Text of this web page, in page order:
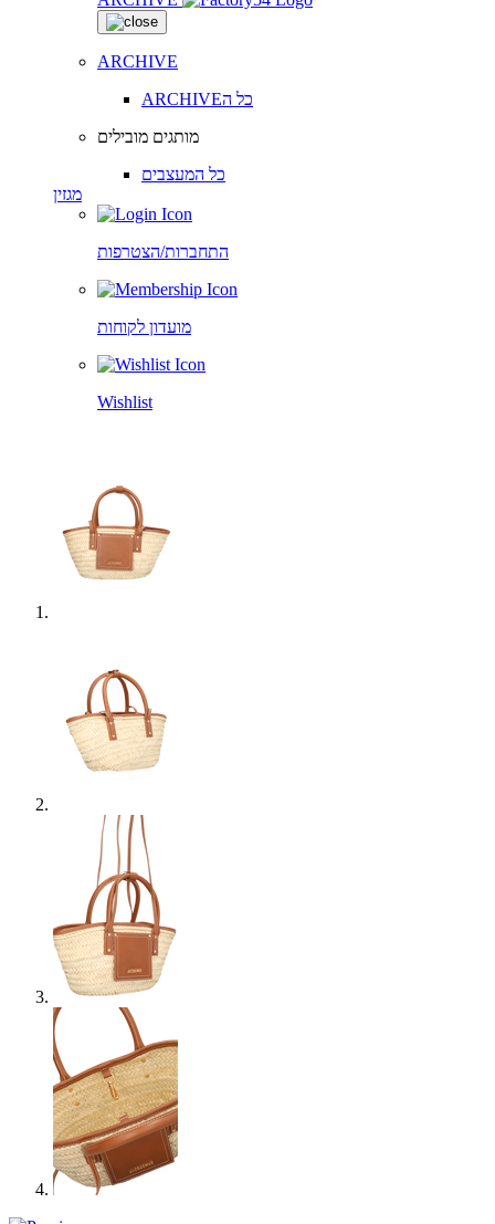
ARCHIVE
ARCHIVEכל ה
מותגים מובילים
כל המעצבים
מגזין
התחברות/הצטרפות
מועדון לקוחות
Wishlist